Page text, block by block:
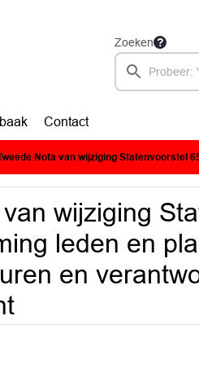
Zoeken
Contact
Nota van wijziging Statenvoorstel 65/21 Benoeming leden en plaatsvervangend lid Commissie
wijziging
leden en
en